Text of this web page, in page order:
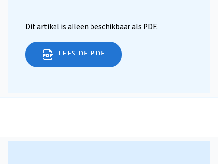
Dit artikel is alleen beschikbaar als PDF.
LEES DE PDF